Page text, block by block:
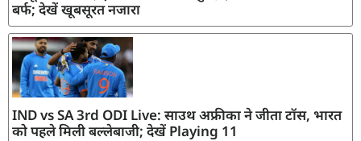
बर्फ; देखें खूबसूरत नजारा
IND vs SA 3rd ODI Live: साउथ अफ्रीका ने जीता टॉस, भारत
को पहले मिली बल्लेबाजी; देखें Playing 11